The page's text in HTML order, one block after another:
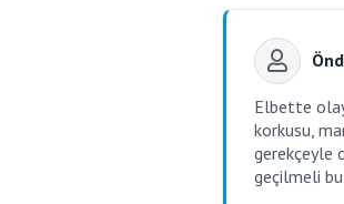
Elbette
korkusu,
gerekçeyle
geçilmeli